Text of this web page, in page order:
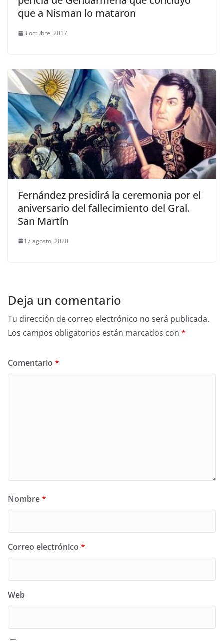
que a Nisman lo mataron
3 octubre, 2017
Fernández presidirá la ceremonia por el
aniversario del fallecimiento del Gral.
San Martín
17 agosto, 2020
Deja un comentario
Tu dirección de correo electrónico no será publicada.
Los campos obligatorios están marcados con *
Comentario *
Nombre*
Correo electrónico *
Web